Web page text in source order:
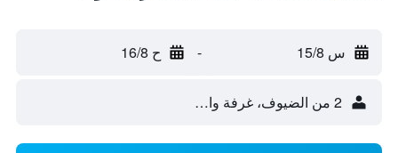
س 15/8 - ح 16/8
2 من الضيوف، غرفة واحدة